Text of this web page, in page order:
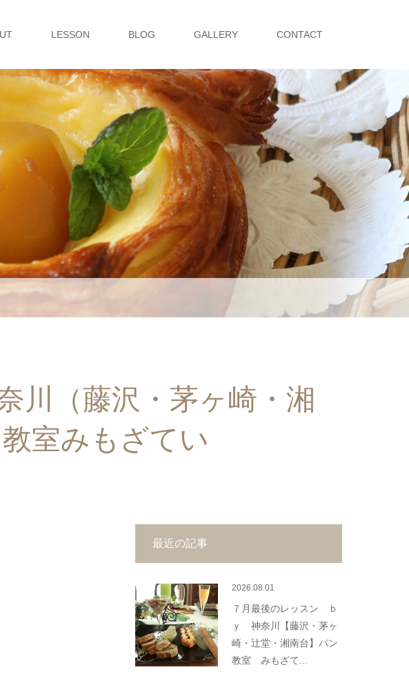
LESSON BLOG GALLERY CONTACT
川（藤沢・茅ヶ崎・湘
室みもざてい
最近の記事
2026.08.01
７月最後のレッスン ｂ
ｙ 神奈川【藤沢・茅ヶ
崎・辻堂・湘南台】パン
教室 みもざて...